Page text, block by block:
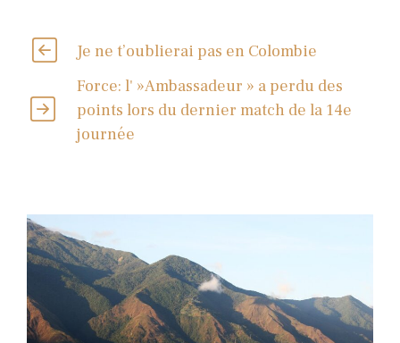
Je ne t’oublierai pas en Colombie
Force: l' »Ambassadeur » a perdu des
points lors du dernier match de la 14e
journée